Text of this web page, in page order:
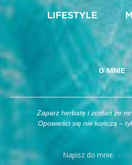
O MNIE
Zaparz herbatę i zostań ze
Opowieści się nie kończą –
Napisz do mnie: